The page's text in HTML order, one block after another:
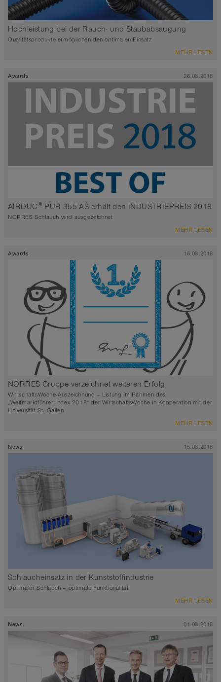
Hochleistung bei der Rauch- und Staubabsaugung
Qualitätsprodukte ermöglichen den optimalen Einsatz
MEHR LESEN
Awards 26.03.2018
AIRDUC® PUR 355 AS erhält den INDUSTRIEPREIS 2018
NORRES Schlauch wird ausgezeichnet
MEHR LESEN
Awards 16.03.2018
NORRES Gruppe verzeichnet weiteren Erfolg
WirtschaftsWoche-Auszeichnung – Listung im Rahmen des
„Weltmarktführer-Index 2018“ der WirtschaftsWoche in Kooperation mit der
Universität St. Gallen
MEHR LESEN
News 15.03.2018
Schlaucheinsatz in der Kunststoffindustrie
Optimaler Schlauch – optimale Funktionalität
MEHR LESEN
News 01.03.2018